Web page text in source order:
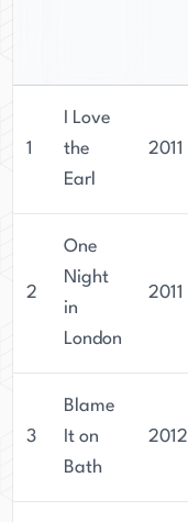
1
I Love
the
Earl
2011
2
One
Night
in
London
2011
3
Blame
It on
Bath
2012